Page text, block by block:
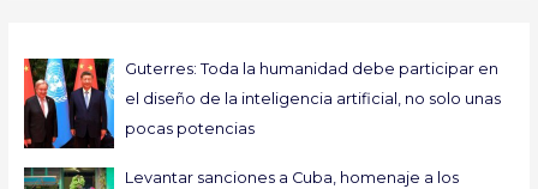
Guterres: Toda la humanidad debe participar en
el diseño de la inteligencia artificial, no solo unas
pocas potencias
Levantar sanciones a Cuba, homenaje a los